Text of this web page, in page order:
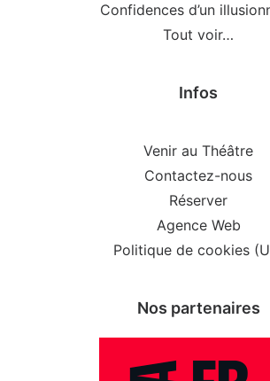
Confidences d’un
Tout voir…
Infos
Venir au Théâtre
Contactez-nous
Réserver
Agence Web
Politique de cookies
Nos partenaires